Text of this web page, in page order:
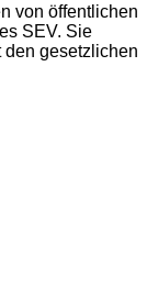
von öffentlichen
SEV. Sie
den gesetzlichen